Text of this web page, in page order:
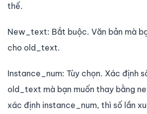
thế.
New_text: Bắt buộc. Văn bản mà
cho old_text.
Instance_num: Tùy chọn. Xác định
old_text mà bạn muốn thay bằng
xác định instance_num, thì số lần